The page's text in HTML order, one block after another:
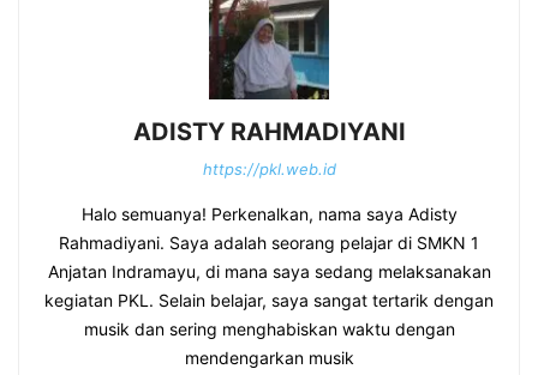
ADISTY RAHMADIYANI
https://pkl.web.id
Halo semuanya! Perkenalkan, nama saya Adisty
Rahmadiyani. Saya adalah seorang pelajar di SMKN 1
Anjatan Indramayu, di mana saya sedang melaksanakan
kegiatan PKL. Selain belajar, saya sangat tertarik dengan
musik dan sering menghabiskan waktu dengan
mendengarkan musik